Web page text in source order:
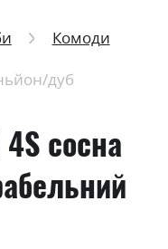
Комоди
дуб
сосна